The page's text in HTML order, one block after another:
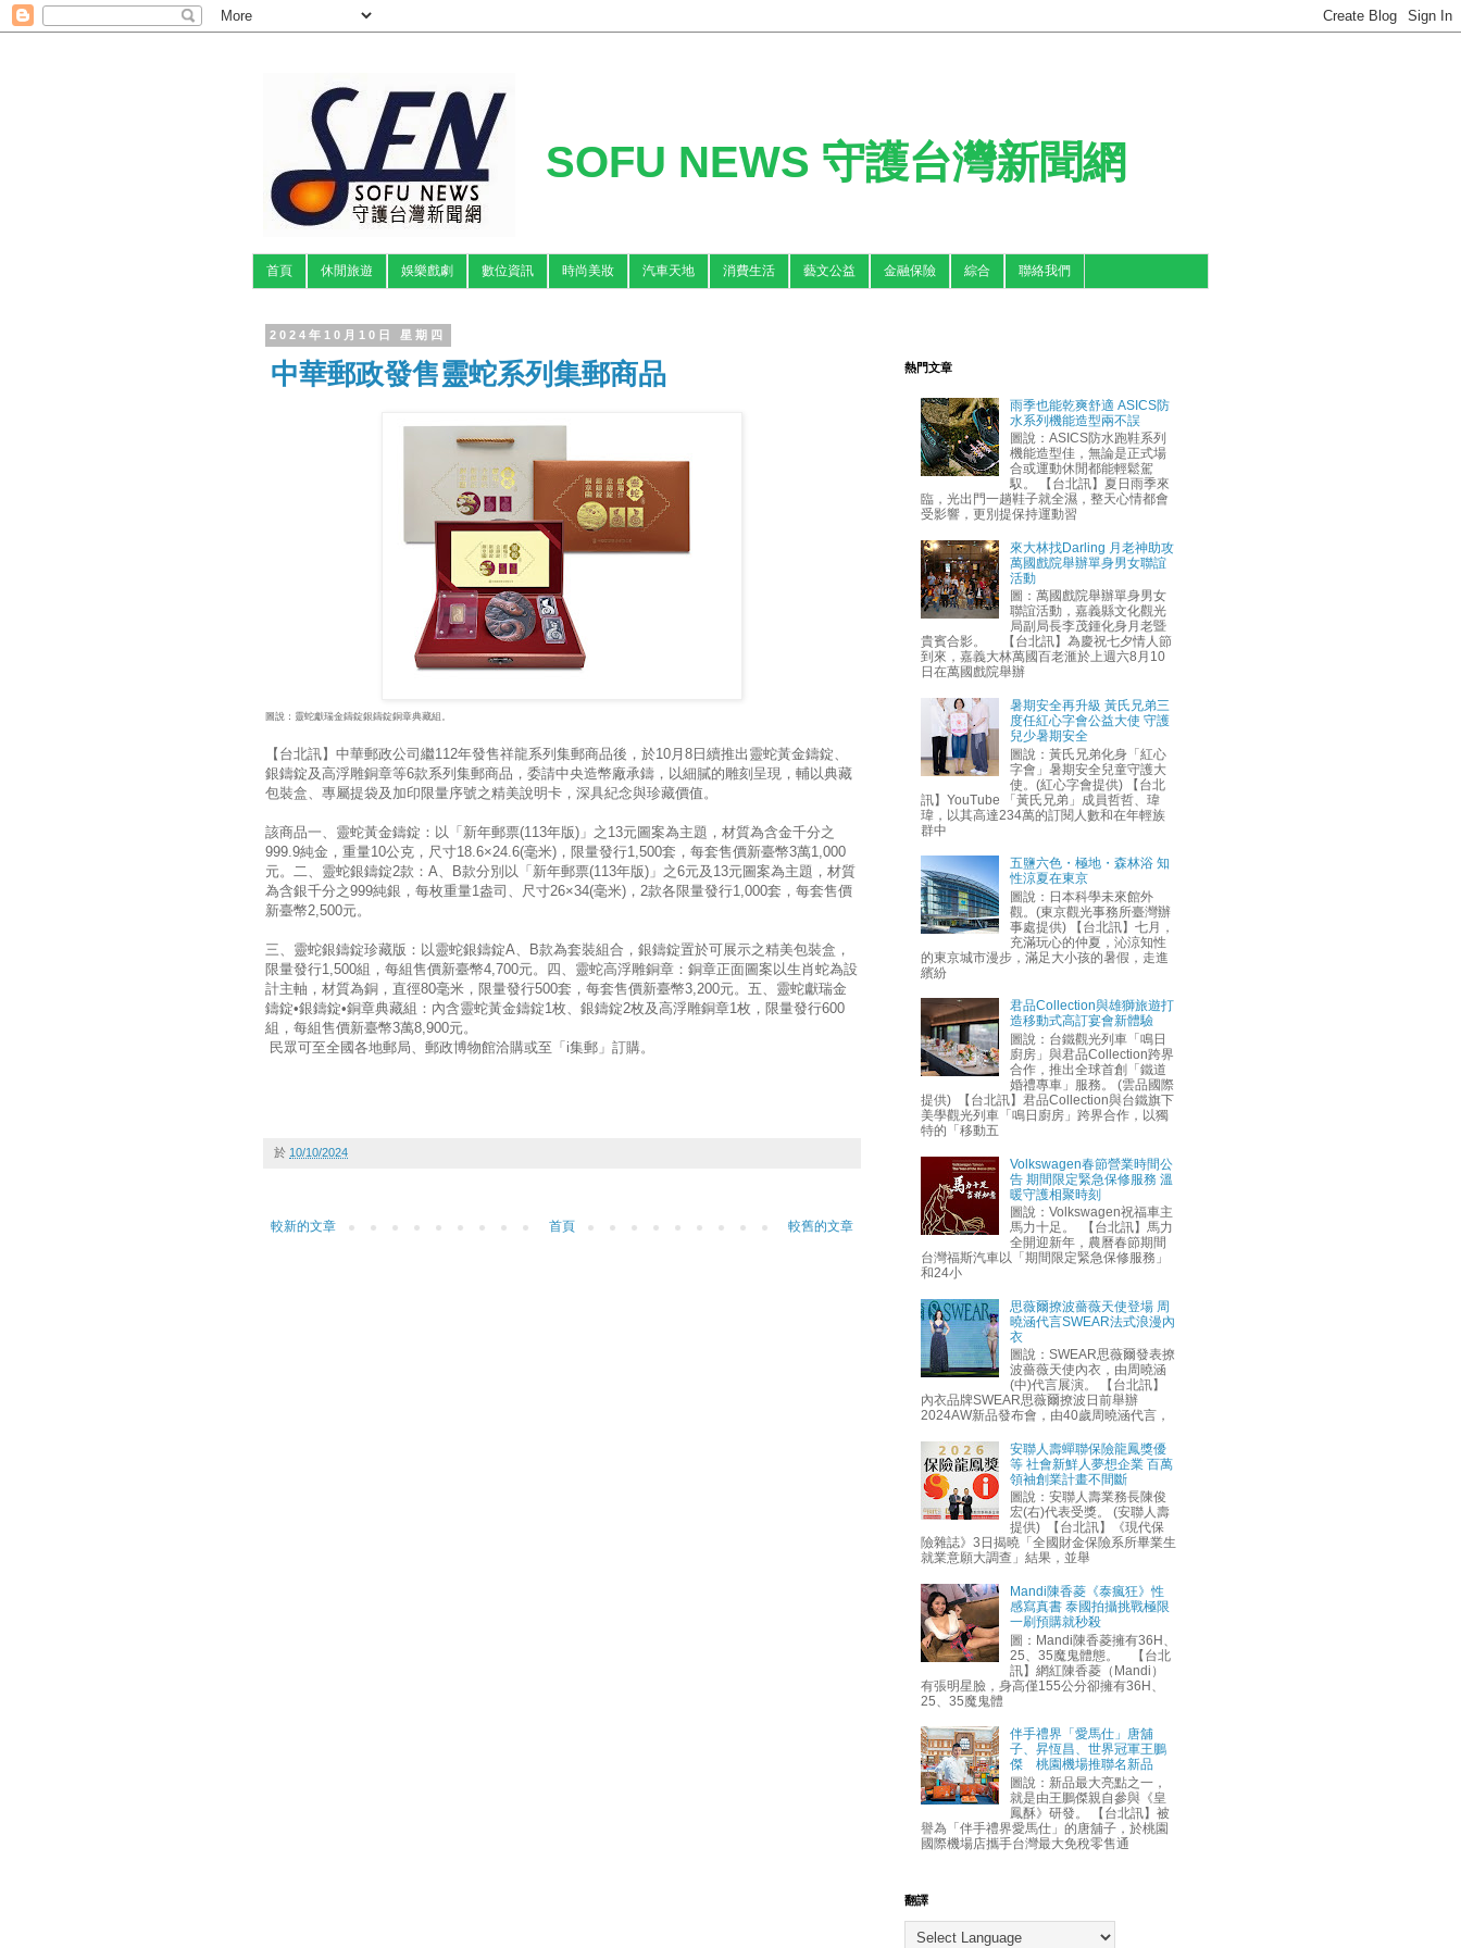
SOFU NEWS 守護台灣新聞網
首頁 休閒旅遊 娛樂戲劇 數位資訊 時尚美妝 汽車天地 消費生活 藝文公益 金融保險 綜合 聯絡我們
2024年10月10日 星期四
中華郵政發售靈蛇系列集郵商品
圖說：靈蛇獻瑞金鑄錠銀鑄錠銅章典藏組。
【台北訊】中華郵政公司繼112年發售祥龍系列集郵商品後，於10月8日續推出靈蛇黃金鑄錠、
銀鑄錠及高浮雕銅章等6款系列集郵商品，委請中央造幣廠承鑄，以細膩的雕刻呈現，輔以典藏
包裝盒、專屬提袋及加印限量序號之精美說明卡，深具紀念與珍藏價值。
該商品一、靈蛇黃金鑄錠：以「新年郵票(113年版)」之13元圖案為主題，材質為含金千分之
999.9純金，重量10公克，尺寸18.6×24.6(毫米)，限量發行1,500套，每套售價新臺幣3萬1,000
元。二、靈蛇銀鑄錠2款：A、B款分別以「新年郵票(113年版)」之6元及13元圖案為主題，材質
為含銀千分之999純銀，每枚重量1盎司、尺寸26×34(毫米)，2款各限量發行1,000套，每套售價
新臺幣2,500元。
三、靈蛇銀鑄錠珍藏版：以靈蛇銀鑄錠A、B款為套裝組合，銀鑄錠置於可展示之精美包裝盒，
限量發行1,500組，每組售價新臺幣4,700元。四、靈蛇高浮雕銅章：銅章正面圖案以生肖蛇為設
計主軸，材質為銅，直徑80毫米，限量發行500套，每套售價新臺幣3,200元。五、靈蛇獻瑞金
鑄錠•銀鑄錠•銅章典藏組：內含靈蛇黃金鑄錠1枚、銀鑄錠2枚及高浮雕銅章1枚，限量發行600
組，每組售價新臺幣3萬8,900元。
民眾可至全國各地郵局、郵政博物館洽購或至「i集郵」訂購。
於 10/10/2024
較新的文章 較舊的文章
首頁
熱門文章
雨季也能乾爽舒適 ASICS防
水系列機能造型兩不誤
圖說：ASICS防水跑鞋系列
機能造型佳，無論是正式場
合或運動休閒都能輕鬆駕
馭。 【台北訊】夏日雨季來
臨，光出門一趟鞋子就全濕，整天心情都會
受影響，更別提保持運動習
來大林找Darling 月老神助攻
萬國戲院舉辦單身男女聯誼
活動
圖：萬國戲院舉辦單身男女
聯誼活動，嘉義縣文化觀光
局副局長李茂鍾化身月老暨
貴賓合影。 【台北訊】為慶祝七夕情人節
到來，嘉義大林萬國百老滙於上週六8月10
日在萬國戲院舉辦
暑期安全再升級 黃氏兄弟三
度任紅心字會公益大使 守護
兒少暑期安全
圖說：黃氏兄弟化身「紅心
字會」暑期安全兒童守護大
使。(紅心字會提供) 【台北
訊】YouTube 「黃氏兄弟」成員哲哲、瑋
瑋，以其高達234萬的訂閱人數和在年輕族
群中
五鹽六色・極地・森林浴 知
性涼夏在東京
圖說：日本科學未來館外
觀。(東京觀光事務所臺灣辦
事處提供) 【台北訊】七月，
充滿玩心的仲夏，沁涼知性
的東京城市漫步，滿足大小孩的暑假，走進
繽紛
君品Collection與雄獅旅遊打
造移動式高訂宴會新體驗
圖說：台鐵觀光列車「鳴日
廚房」與君品Collection跨界
合作，推出全球首創「鐵道
婚禮專車」服務。 (雲品國際
提供) 【台北訊】君品Collection與台鐵旗下
美學觀光列車「鳴日廚房」跨界合作，以獨
特的「移動五
Volkswagen春節營業時間公
告 期間限定緊急保修服務 溫
暖守護相聚時刻
圖說：Volkswagen祝福車主
馬力十足。 【台北訊】馬力
全開迎新年，農曆春節期間
台灣福斯汽車以「期間限定緊急保修服務」
和24小
思薇爾撩波薔薇天使登場 周
曉涵代言SWEAR法式浪漫內
衣
圖說：SWEAR思薇爾發表撩
波薔薇天使內衣，由周曉涵
(中)代言展演。 【台北訊】
內衣品牌SWEAR思薇爾撩波日前舉辦
2024AW新品發布會，由40歲周曉涵代言，
安聯人壽蟬聯保險龍鳳獎優
等 社會新鮮人夢想企業 百萬
領袖創業計畫不間斷
圖說：安聯人壽業務長陳俊
宏(右)代表受獎。 (安聯人壽
提供) 【台北訊】《現代保
險雜誌》3日揭曉「全國財金保險系所畢業生
就業意願大調查」結果，並舉
Mandi陳香菱《泰瘋狂》性
感寫真書 泰國拍攝挑戰極限
一刷預購就秒殺
圖：Mandi陳香菱擁有36H、
25、35魔鬼體態。 【台北
訊】網紅陳香菱（Mandi）
有張明星臉，身高僅155公分卻擁有36H、
25、35魔鬼體
伴手禮界「愛馬仕」唐舖
子、昇恆昌、世界冠軍王鵬
傑 桃園機場推聯名新品
圖說：新品最大亮點之一，
就是由王鵬傑親自參與《皇
鳳酥》研發。 【台北訊】被
譽為「伴手禮界愛馬仕」的唐舖子，於桃園
國際機場店攜手台灣最大免稅零售通
翻譯